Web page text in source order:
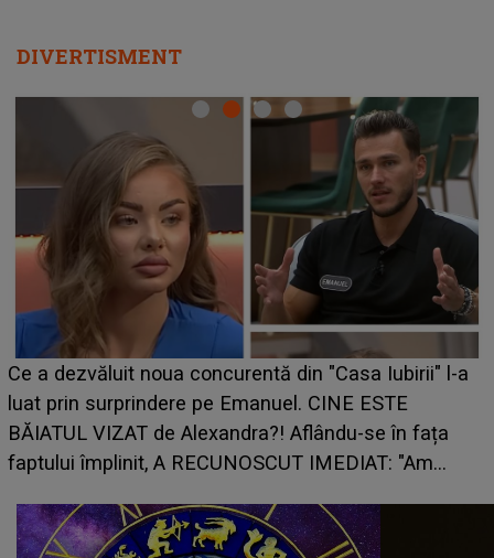
DIVERTISMENT
HOROSCOP 7 august 2026. Zodia care intră într-o
perioadă marcată de încercări. Problemele se adună
din toate părțile, iar o veste neașteptată îi dă planurile
peste cap